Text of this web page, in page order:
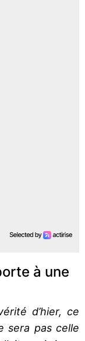
à une
d’hier, ce
sera pas celle